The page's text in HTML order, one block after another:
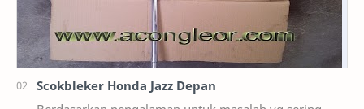
Scokbleker Honda Jazz Depan